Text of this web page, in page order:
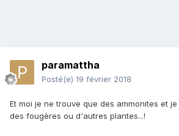
paramattha
Posté(e) 19 février 2018
Et moi je ne trouve que des ammonites et
des fougères ou d'autres plantes...!